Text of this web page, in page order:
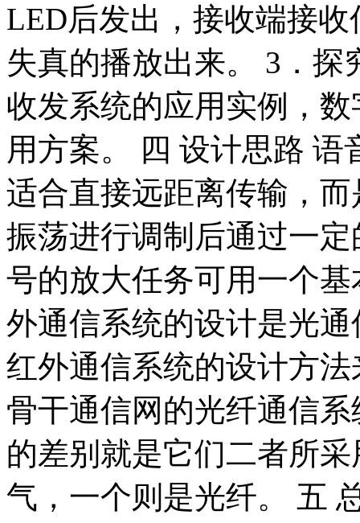
LED后发出，接收端接
失真的播放出来。 3．
收发系统的应用实例，
用方案。 四 设计思路
适合直接远距离传输，
振荡进行调制后通过一
号的放大任务可用一个
外通信系统的设计是光
红外通信系统的设计方
骨干通信网的光纤通信
的差别就是它们二者所
气，一个则是光纤。 五